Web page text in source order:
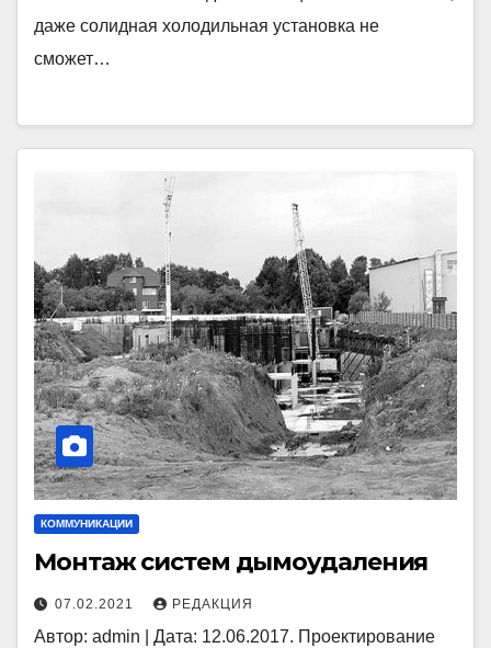
даже солидная холодильная установка не
сможет…
КОММУНИКАЦИИ
Монтаж систем дымоудаления
07.02.2021 РЕДАКЦИЯ
Автор: admin | Дата: 12.06.2017. Проектирование